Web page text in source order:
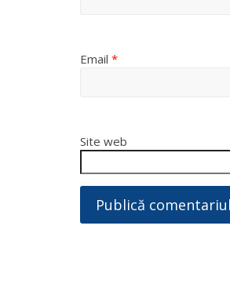
Email *
Site web